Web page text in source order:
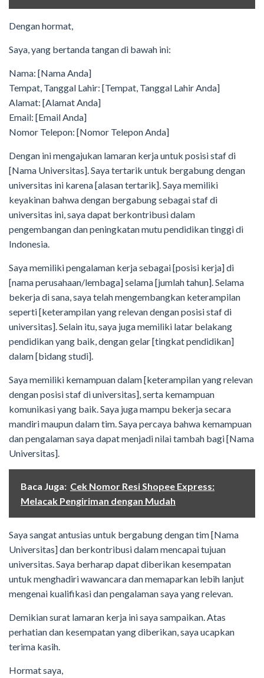
Dengan hormat,
Saya, yang bertanda tangan di bawah ini:
Nama: [Nama Anda]
Tempat, Tanggal Lahir: [Tempat, Tanggal Lahir Anda]
Alamat: [Alamat Anda]
Email: [Email Anda]
Nomor Telepon: [Nomor Telepon Anda]
Dengan ini mengajukan lamaran kerja untuk posisi staf di
[Nama Universitas]. Saya tertarik untuk bergabung dengan
universitas ini karena [alasan tertarik]. Saya memiliki
keyakinan bahwa dengan bergabung sebagai staf di
universitas ini, saya dapat berkontribusi dalam
pengembangan dan peningkatan mutu pendidikan tinggi di
Indonesia.
Saya memiliki pengalaman kerja sebagai [posisi kerja] di
[nama perusahaan/lembaga] selama [jumlah tahun]. Selama
bekerja di sana, saya telah mengembangkan keterampilan
seperti [keterampilan yang relevan dengan posisi staf di
universitas]. Selain itu, saya juga memiliki latar belakang
pendidikan yang baik, dengan gelar [tingkat pendidikan]
dalam [bidang studi].
Saya memiliki kemampuan dalam [keterampilan yang relevan
dengan posisi staf di universitas], serta kemampuan
komunikasi yang baik. Saya juga mampu bekerja secara
mandiri maupun dalam tim. Saya percaya bahwa kemampuan
dan pengalaman saya dapat menjadi nilai tambah bagi [Nama
Universitas].
Baca Juga: Cek Nomor Resi Shopee Express:
Melacak Pengiriman dengan Mudah
Saya sangat antusias untuk bergabung dengan tim [Nama
Universitas] dan berkontribusi dalam mencapai tujuan
universitas. Saya berharap dapat diberikan kesempatan
untuk menghadiri wawancara dan memaparkan lebih lanjut
mengenai kualifikasi dan pengalaman saya yang relevan.
Demikian surat lamaran kerja ini saya sampaikan. Atas
perhatian dan kesempatan yang diberikan, saya ucapkan
terima kasih.
Hormat saya,